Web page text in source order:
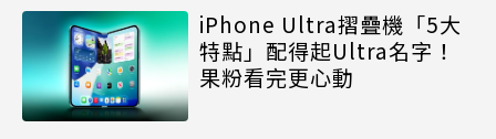
iPhone Ultra摺疊機「5大
特點」配得起Ultra名字！
果粉看完更心動